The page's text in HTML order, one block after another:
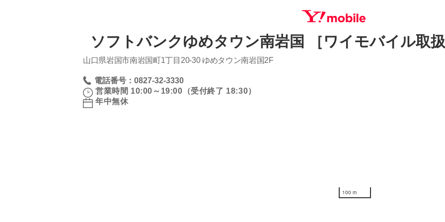
SEARCH
ソフトバンクゆめタウン南岩国 ［ワイモバイル取
山口県岩国市南岩国町1丁目20‐30 ゆめタウン南岩国2F
電話番号：0827-32-3330
営業時間 10:00～19:00（受付終了 18:30）
年中無休
100 m